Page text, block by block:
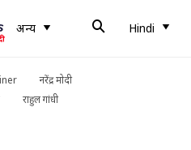
अन्य Hindi
नरेंद्र मोदी
राहुल गांधी